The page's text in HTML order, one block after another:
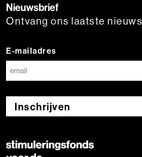
Nieuwsbrief
Ontvang ons laatste nieuws
E-mailadres
Inschrijven